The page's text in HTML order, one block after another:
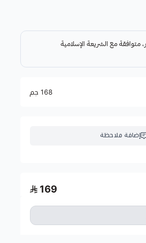
168 جم
إضافة ملاحظة
169